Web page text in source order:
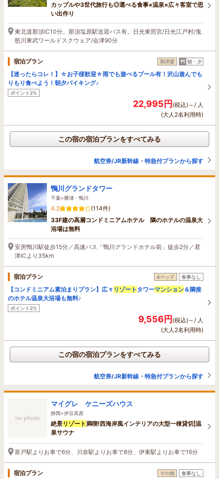
カップルや3世代旅行も◎選べる食事×温泉×広々客室で思
い出作り
東北道那須IC10分。那須塩原駅送迎バス有。日光東照宮/日光江戸村/鬼
怒川東武ワールドスクウェア/会津90分
宿泊プラン 和洋室 朝・夕
【迷ったらコレ！】☆お子様歓迎☆雨でも遊べるプール有！沢山遊んでも
りもり食べよう！朝夕バイキング♪
ポイント2%
22,995円(税込)～/ 人
(大人2名利用時)
この宿の宿泊プランをすべてみる
航空券/JR新幹線・特急付プランから探す
鴨川グランドタワー
千葉>勝浦・鴨川
4.2
(114件)
33F建の高層コンドミニアムホテル 隣のホテルの温泉大
浴場は無料
安房鴨川駅徒歩15分／高速バス「鴨川グランドホテル前」徒歩2分／君
津ICより35km
宿泊プラン 4ベッド 食事なし
【コンドミニアム素泊まりプラン】広々 リゾート タワーマンション＆隣接
のホテル温泉大浴場も無料♪
ポイント2%
9,556円(税込)～/ 人
(大人2名利用時)
この宿の宿泊プランをすべてみる
航空券/JR新幹線・特急付プランから探す
マイグレ ケニーズハウス
静岡>伊豆高原
絶景リゾート満喫!西海岸風インテリアの大型一棟貸切|温
泉サウナ
富戸駅よりお車で6分、川奈駅よりお車で8分、伊東駅よりお車で16分
宿泊プラン その他 食事なし